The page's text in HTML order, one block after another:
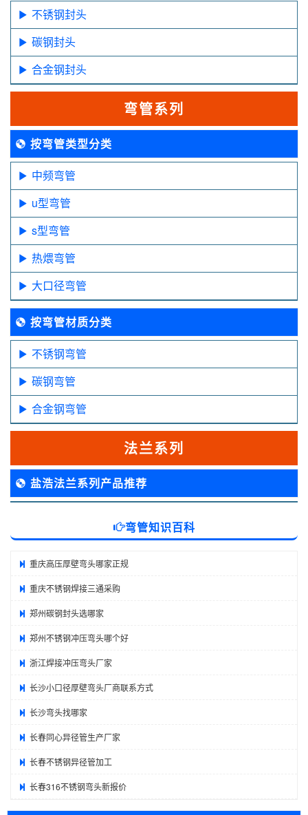
不锈钢封头
碳钢封头
合金钢封头
弯管系列
按弯管类型分类
中频弯管
u型弯管
s型弯管
热煨弯管
大口径弯管
按弯管材质分类
不锈钢弯管
碳钢弯管
合金钢弯管
法兰系列
盐浩法兰系列产品推荐
弯管知识百科
重庆高压厚壁弯头哪家正规
重庆不锈钢焊接三通采购
郑州碳钢封头选哪家
郑州不锈钢冲压弯头哪个好
浙江焊接冲压弯头厂家
长沙小口径厚壁弯头厂商联系方式
长沙弯头找哪家
长春同心异径管生产厂家
长春不锈钢异径管加工
长春316不锈钢弯头新报价